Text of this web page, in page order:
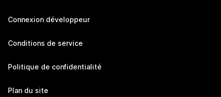
Connexion développeur
Conditions de service
Politique de confidentialité
Plan du site